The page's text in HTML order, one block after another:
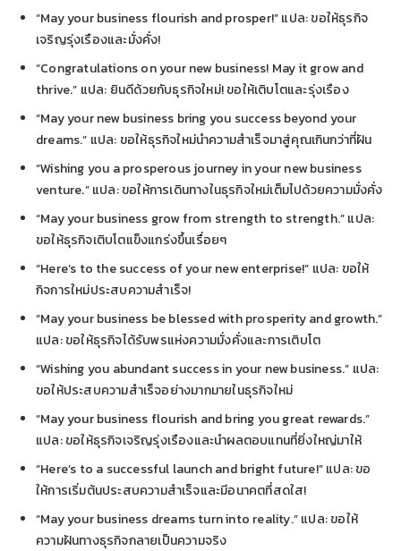
“May your business flourish and prosper!” แปล: ขอให้ธุรกิจ
เจริญรุ่งเรืองและมั่งคั่ง!
“Congratulations on your new business! May it grow and
thrive.” แปล: ยินดีด้วยกับธุรกิจใหม่! ขอให้เติบโตและรุ่งเรือง
“May your new business bring you success beyond your
dreams.” แปล: ขอให้ธุรกิจใหม่นำความสำเร็จมาสู่คุณเกินกว่าที่ฝัน
“Wishing you a prosperous journey in your new business
venture.” แปล: ขอให้การเดินทางในธุรกิจใหม่เต็มไปด้วยความมั่งคั่ง
“May your business grow from strength to strength.” แปล:
ขอให้ธุรกิจเติบโตแข็งแกร่งขึ้นเรื่อยๆ
“Here’s to the success of your new enterprise!” แปล: ขอให้
กิจการใหม่ประสบความสำเร็จ!
“May your business be blessed with prosperity and growth.”
แปล: ขอให้ธุรกิจได้รับพรแห่งความมั่งคั่งและการเติบโต
“Wishing you abundant success in your new business.” แปล:
ขอให้ประสบความสำเร็จอย่างมากมายในธุรกิจใหม่
“May your business flourish and bring you great rewards.”
แปล: ขอให้ธุรกิจเจริญรุ่งเรืองและนำผลตอบแทนที่ยิ่งใหญ่มาให้
“Here’s to a successful launch and bright future!” แปล: ขอ
ให้การเริ่มต้นประสบความสำเร็จและมีอนาคตที่สดใส!
“May your business dreams turn into reality.” แปล: ขอให้
ความฝันทางธุรกิจกลายเป็นความจริง